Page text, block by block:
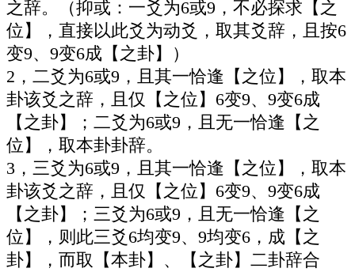
之辞。（抑或：一爻为6或9，不必探求【之
位】，直接以此爻为动爻，取其爻辞，且按6
变9、9变6成【之卦】）
2，二爻为6或9，且其一恰逢【之位】，取本
卦该爻之辞，且仅【之位】6变9、9变6成
【之卦】；二爻为6或9，且无一恰逢【之
位】，取本卦卦辞。
3，三爻为6或9，且其一恰逢【之位】，取本
卦该爻之辞，且仅【之位】6变9、9变6成
【之卦】；三爻为6或9，且无一恰逢【之
位】，则此三爻6均变9、9均变6，成【之
卦】，而取【本卦】、【之卦】二卦辞合